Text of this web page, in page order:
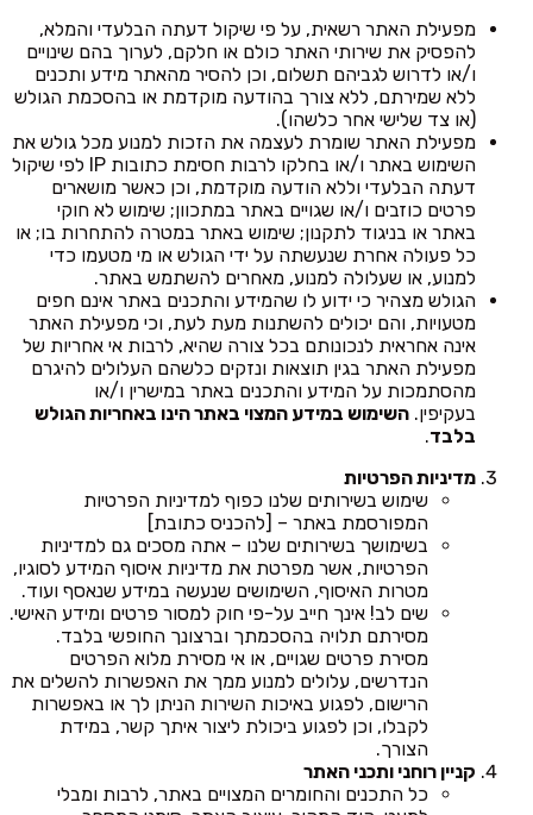
מפעילת האתר רשאית, על פי שיקול דעתה הבלעדי והמלא,
להפסיק את שירותי האתר כולם או חלקם, לערוך בהם שינויים
ו/או לדרוש לגביהם תשלום, וכן להסיר מהאתר מידע ותכנים
ללא שמירתם, ללא צורך בהודעה מוקדמת או בהסכמת הגולש
(או צד שלישי אחר כלשהו).
מפעילת האתר שומרת לעצמה את הזכות למנוע מכל גולש את
השימוש באתר ו/או בחלקו לרבות חסימת כתובות IP לפי שיקול
דעתה הבלעדי וללא הודעה מוקדמת, וכן כאשר מושארים
פרטים כוזבים ו/או שגויים באתר במתכוון; שימוש לא חוקי
באתר או בניגוד לתקנון; שימוש באתר במטרה להתחרות בו; או
כל פעולה אחרת שנעשתה על ידי הגולש או מי מטעמו כדי
למנוע, או שעלולה למנוע, מאחרים להשתמש באתר.
הגולש מצהיר כי ידוע לו שהמידע והתכנים באתר אינם חפים
מטעויות, והם יכולים להשתנות מעת לעת, וכי מפעילת האתר
אינה אחראית לנכונותם בכל צורה שהיא, לרבות אי אחריות של
מפעילת האתר בגין תוצאות ונזקים כלשהם העלולים להיגרם
מהסתמכות על המידע והתכנים באתר במישרין ו/או
בעקיפין. השימוש במידע המצוי באתר הינו באחריות הגולש
בלבד.
מדיניות הפרטיות
שימוש בשירותים שלנו כפוף למדיניות הפרטיות
המפורסמת באתר – [להכניס כתובת]
בשימושך בשירותים שלנו – אתה מסכים גם למדיניות
הפרטיות, אשר מפרטת את מדיניות איסוף המידע לסוגיו,
מטרות האיסוף, השימושים שנעשה במידע שנאסף ועוד.
שים לב! אינך חייב על-פי חוק למסור פרטים ומידע האישי.
מסירתם תלויה בהסכמתך וברצונך החופשי בלבד.
מסירת פרטים שגויים, או אי מסירת מלוא הפרטים
הנדרשים, עלולים למנוע ממך את האפשרות להשלים את
הרישום, לפגוע באיכות השירות הניתן לך או באפשרות
לקבלו, וכן לפגוע ביכולת ליצור איתך קשר, במידת
הצורך.
קניין רוחני ותכני האתר
כל התכנים והחומרים המצויים באתר, לרבות ומבלי